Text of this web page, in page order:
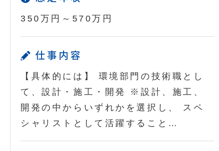
350万円～570万円
仕事内容
【具体的には】 環境部門の技術職とし
て、設計・施工・開発 ※設計、施工、
開発の中からいずれかを選択し、 スペ
シャリストとして活躍すること…